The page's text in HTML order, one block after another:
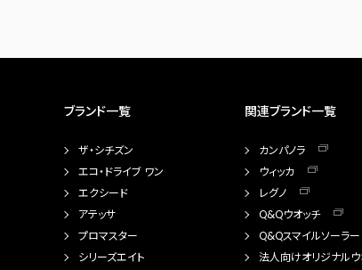
ブランド一覧
ザ・シチズン
エコ・ドライブ ワン
エクシード
アテッサ
プロマスター
シリーズエイト
関連ブランド一覧
カンパノラ
ウィッカ
レグノ
Q&Qウオッチ
Q&Qスマイルソーラー
法人向けオリジナルウ